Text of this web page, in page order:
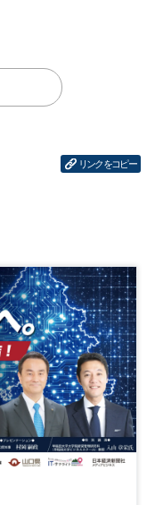
リンクをコピー